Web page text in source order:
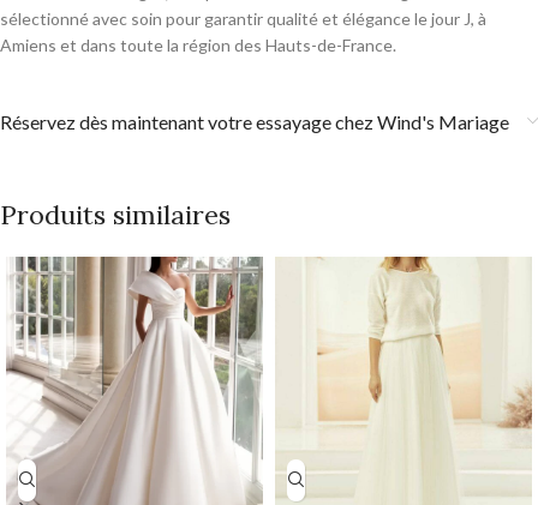
sélectionné avec soin pour garantir qualité et élégance le jour J, à
Amiens et dans toute la région des Hauts-de-France.
Réservez dès maintenant votre essayage chez Wind's Mariage
Produits similaires